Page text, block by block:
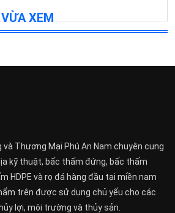
XEM
và Thương Mại Phú An Nam chuyên cung
kỹ thuật, bấc thấm đứng, bấc thấm
HDPE và rọ đá hàng đầu tại miền nam
trên được sử dụng chủ yếu cho các
lợi, môi trường và thủy sản.